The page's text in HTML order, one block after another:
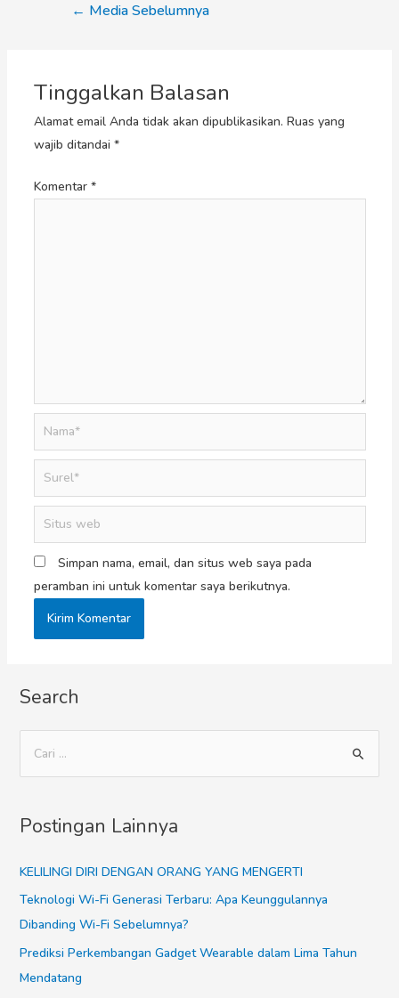
← Media Sebelumnya
Tinggalkan Balasan
Alamat email Anda tidak akan dipublikasikan. Ruas yang
wajib ditandai *
Komentar *
Simpan nama, email, dan situs web saya pada
peramban ini untuk komentar saya berikutnya.
Search
Postingan Lainnya
KELILINGI DIRI DENGAN ORANG YANG MENGERTI
Teknologi Wi-Fi Generasi Terbaru: Apa Keunggulannya
Dibanding Wi-Fi Sebelumnya?
Prediksi Perkembangan Gadget Wearable dalam Lima Tahun
Mendatang